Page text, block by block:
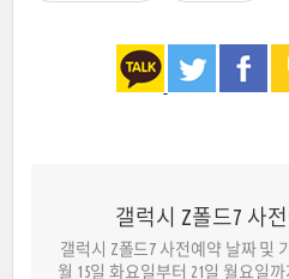
갤럭시 Z폴드7 사
갤럭시 Z폴드7 사전예약 날짜 및
월 15일 화요일부터 21일 월요일